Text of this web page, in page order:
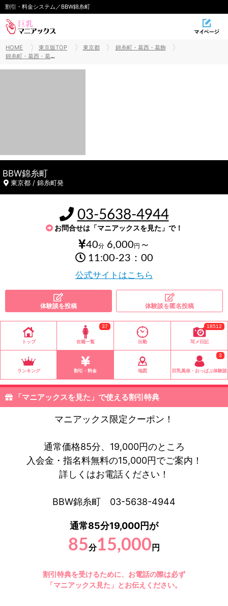
割引・料金システム／BBW錦糸町
HOME 東京版TOP 東京都
錦糸町・葛西・葛飾
錦糸町・葛西・葛飾巨乳風俗
BBW錦糸町
東京都 / 錦糸町発
03-5638-4944
お問合せは「マニアックスを見た」で！
40分6,000 円 ～
11:00-23：00
公式サイトはこちら
体験談を投稿 体験談を匿名投稿
トップ 在籍一覧
37
出勤 写メ日記
18512
ランキング 割引・料金 地図 巨乳風俗・おっぱぶ体験談
3
「マニアックスを見た」で使える割引特典
マニアックス限定クーポン！
通常価格85分、19,000円のところ
入会金・指名料無料の15,000円でご案内！
詳しくはお電話ください！
BBW錦糸町 03-5638-4944
通常85分19,000円が
85分15,000 円
割引特典を受けるために、お電話の際は必ず
「マニアックス見た」とお伝えください。